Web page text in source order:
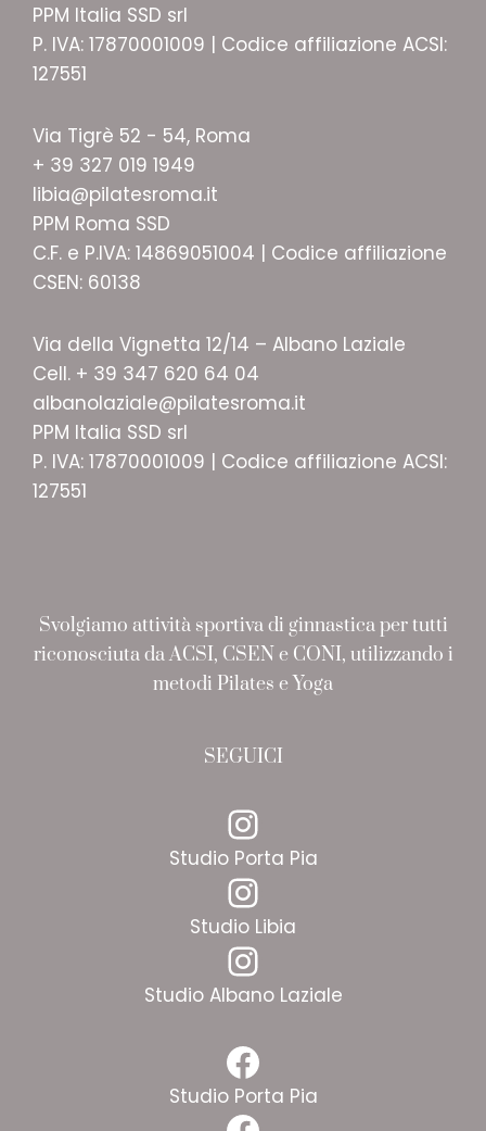
PPM Italia SSD srl
P. IVA: 17870001009 | Codice affiliazione ACSI:
127551
Via Tigrè 52 - 54, Roma
+ 39 327 019 1949
libia@pilatesroma.it
PPM Roma SSD
C.F. e P.IVA: 14869051004 | Codice affiliazione
CSEN: 60138
Via della Vignetta 12/14 – Albano Laziale
Cell. + 39 347 620 64 04
albanolaziale@pilatesroma.it
PPM Italia SSD srl
P. IVA: 17870001009 | Codice affiliazione ACSI:
127551
Svolgiamo attività sportiva di ginnastica per tutti
riconosciuta da ACSI, CSEN e CONI, utilizzando i
metodi Pilates e Yoga
SEGUICI
Instagram
Studio Porta Pia
Instagram
Studio Libia
Instagram
Studio Albano Laziale
Facebook
Studio Porta Pia